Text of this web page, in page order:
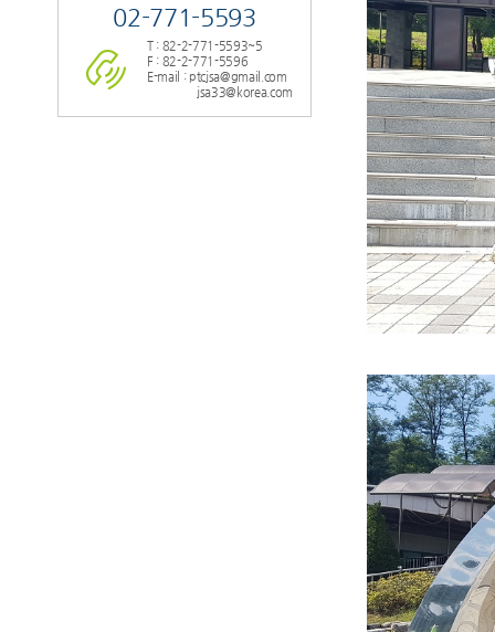
02-771-5593
T : 82-2-771-5593~5
F : 82-2-771-5596
E-mail : ptcjsa@gmail.com
jsa33@korea.com